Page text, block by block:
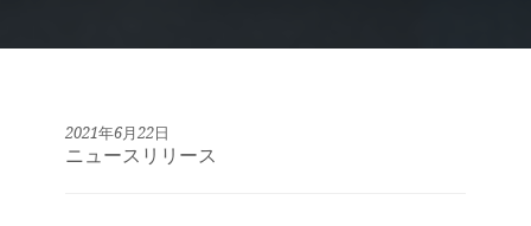
2021年6月22日
ニュースリリース